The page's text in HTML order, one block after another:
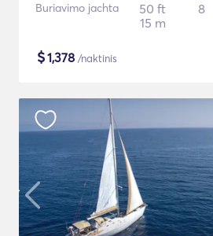
Buriavimo jachta
50 ft
15 m
8
$1,378 /naktinis